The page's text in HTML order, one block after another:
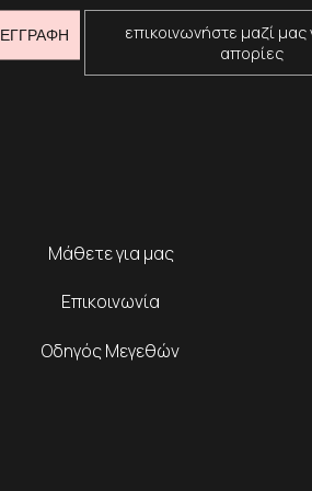
ΕΓΓΡΑΦΗ
επικοινωνήστε μαζί μας
απορίες
Μάθετε για μας
Επικοινωνία
Οδηγός Μεγεθών